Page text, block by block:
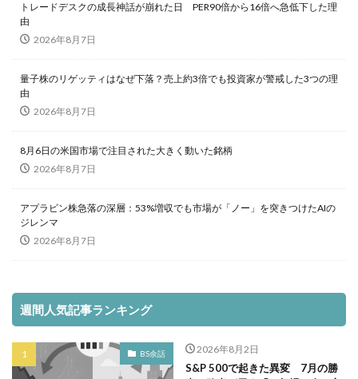
トレードデスクの成長神話が崩れた日 PER90倍から16倍へ急低下した理
由
2026年8月7日
量子株のリゲッティはなぜ下落？売上約3倍でも投資家が警戒した3つの理
由
2026年8月7日
8月6日の米国市場で注目された大きく動いた銘柄
2026年8月7日
アプラビン株急落の深層：53%増収でも市場が「ノー」を突きつけたAIの
ジレンマ
2026年8月7日
週間人気記事ランキング
BS余話 2026年8月2日
S&P 500で起きた異変 7月の勝